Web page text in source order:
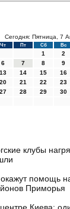
Сегодня: Пятница, 7
Чт Пт Сб Вс
1
2
6 7 8
9
13 14 15
16
20 21 22
23
27 28 29
30
клубы
помощь
Приморья